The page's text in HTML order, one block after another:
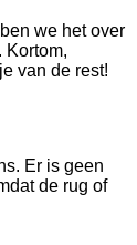
we het over
Kortom,
van de rest!
Er is geen
de rug of